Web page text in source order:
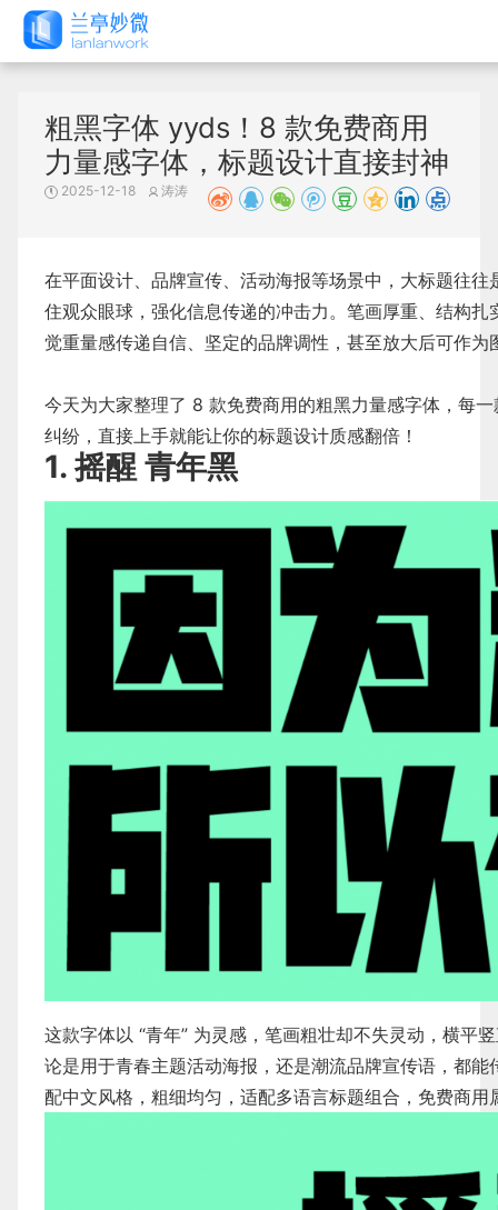
粗黑字体 yyds！8 款免费商用
力量感字体，标题设计直接封神
2025-12-18 涛涛
在平面设计、品牌宣传、活动海报等场景中，大标题往
住观众眼球，强化信息传递的冲击力。笔画厚重、结构
觉重量感传递自信、坚定的品牌调性，甚至放大后可作为
今天为大家整理了 8 款免费商用的粗黑力量感字体，每
纠纷，直接上手就能让你的标题设计质感翻倍！
1. 摇醒 青年黑
这款字体以 “青年” 为灵感，笔画粗壮却不失灵动，横平
论是用于青春主题活动海报，还是潮流品牌宣传语，都
配中文风格，粗细均匀，适配多语言标题组合，免费商